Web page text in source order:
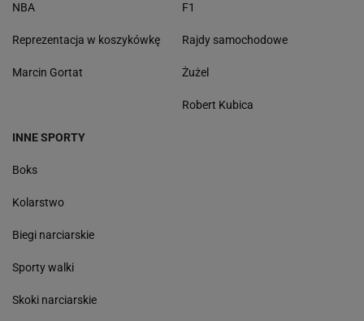
NBA
Reprezentacja w koszykówkę
Marcin Gortat
F1
Rajdy samochodowe
Żużel
Robert Kubica
INNE SPORTY
Boks
Kolarstwo
Biegi narciarskie
Sporty walki
Skoki narciarskie